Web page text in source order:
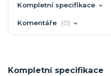
Kompletní specifikace
Komentáře 0
Kompletní specifikace